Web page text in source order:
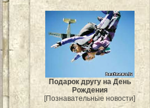
Подарок другу на День
Рождения
[Познавательные новости]